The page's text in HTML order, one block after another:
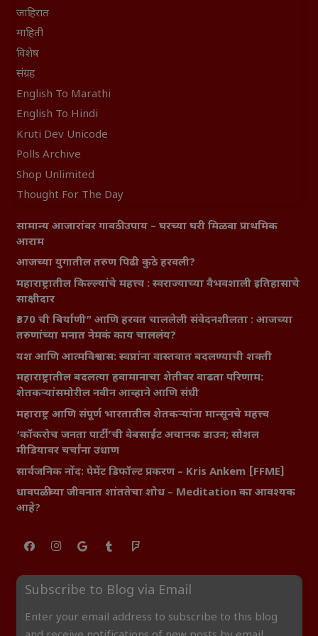
जाहिरात
माहिती
विशेष
संग्रह
English To Marathi
English To Hindi
Kruti Dev Unicode
Polls Archive
Shop Unlimited
Thought For The Day
सामान्य आजारांवर गावठी उपाय – घरच्या घरी मिळवा प्राथमिक
आराम
आजच्या युगातील तरुण पिढी कुठे हरवली?
महाराष्ट्रातील किल्ल्यांचे महत्त्व : स्वराज्याच्या वैभवशाली इतिहासाचे
साक्षीदार
₹370 ची बिर्याणी” आणि हरवत चाललेली संवेदनशीलता : आजच्या
तरुणांच्या मनात नेमकं काय चाललंय?
यश आणि आत्मविश्वास: स्वप्नांना वास्तवात बदलण्याची शक्ती
महाराष्ट्रातील बदलत्या हवामानाचा शेतीवर वाढता परिणाम:
शेतकऱ्यांसमोरील नवीन आव्हाने आणि संधी
महाराष्ट्र आणि संपूर्ण भारतातील शेतकऱ्यांना मान्सूनचे महत्त्व
‘कॉकरोच जनता पार्टी’ची वेबसाईट अचानक डाउन; सोशल
मीडियावर चर्चांना उधाण
सार्वजनिक नोंद: पेमेंट डिफॉल्ट प्रकरण – Kris Ankem [FFME]
धावपळीच्या जीवनात शांततेचा शोध – Meditation का आवश्यक
आहे?
Subscribe to Blog via Email
Enter your email address to subscribe to this blog